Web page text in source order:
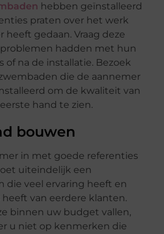
hebben geïnstalleerd
praten over het werk
heeft gedaan. Vraag deze
problemen hadden met hun
of na de installatie. Bezoek
die de aannemer
om de kwaliteit van
hand te zien.
bouwen
in met goede referenties
uiteindelijk een
die veel ervaring heeft en
van eerdere klanten.
binnen uw budget vallen,
u niet op kenmerken die